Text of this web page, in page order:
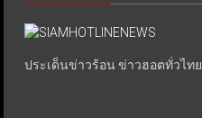
ประเด็นข่าวร้อน ข่าวฮอตทั่วไทย.